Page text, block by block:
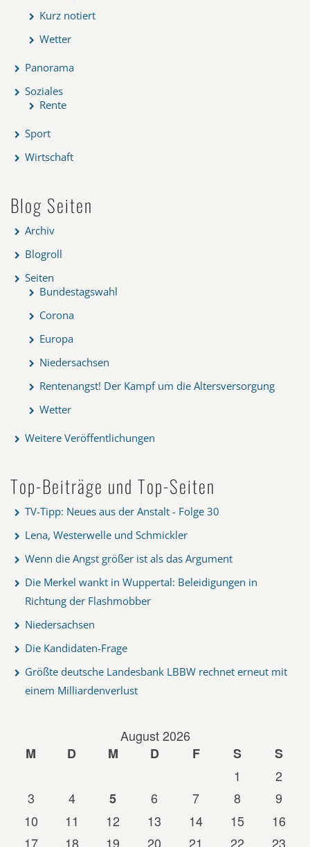
Kurz notiert
Wetter
Panorama
Soziales
Rente
Sport
Wirtschaft
Blog Seiten
Archiv
Blogroll
Seiten
Bundestagswahl
Corona
Europa
Niedersachsen
Rentenangst! Der Kampf um die Altersversorgung
Wetter
Weitere Veröffentlichungen
Top-Beiträge und Top-Seiten
TV-Tipp: Neues aus der Anstalt - Folge 30
Lena, Westerwelle und Schmickler
Wenn die Angst größer ist als das Argument
Die Merkel wankt in Wuppertal: Beleidigungen in
Richtung der Flashmobber
Niedersachsen
Die Kandidaten-Frage
Größte deutsche Landesbank LBBW rechnet erneut mit
einem Milliardenverlust
August 2026
M
D M D F S
S
1
2
3
4 5 6 7 8
9
10
11 12 13 14 15
16
17
18 19 20 21 22 23